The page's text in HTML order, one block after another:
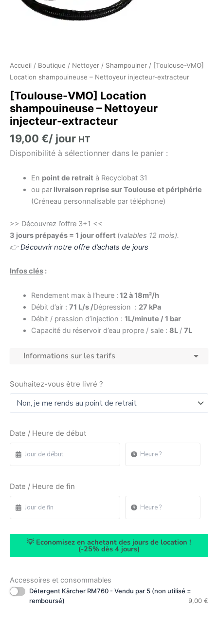
Accueil / Boutique / Nettoyer / Shampouiner / [Toulouse-VMO]
Location shampouineuse – Nettoyeur injecteur-extracteur
[Toulouse-VMO] Location
shampouineuse – Nettoyeur
injecteur-extracteur
19,00 €/ jour HT
Disponibilité à sélectionner dans le panier :
En point de retrait à Recyclobat 31
ou parlivraison reprise sur Toulouse et périphérie
(Créneau personnalisable par téléphone)
>> Découvrez l’offre 3+1 <<
3 jours prépayés = 1 jour offert (valables 12 mois).
👉Découvrir notre offre d’achats de jours
Infos clés :
Rendement max à l’heure : 12 à 18m²/h
Débit d’air : 71 L/s /Dépression : 27 kPa
Débit / pression d’injection : 1L/minute / 1 bar
Capacité du réservoir d’eau propre / sale : 8L / 7L
Informations sur les tarifs
Souhaitez-vous être livré ?
Date / Heure de début
Date / Heure de fin
💡 Economisez en achetant des jours de location !
(-25% dès 4 jours)
Accessoires et consommables
Détergent Kärcher RM760 - Vendu par 5 (non utilisé =
remboursé)
9,00 €